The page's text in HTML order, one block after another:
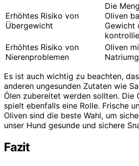
Erhöhtes Risiko von
Übergewicht
Die
Oliven
Gewicht
Erhöhtes Risiko von
Nierenproblemen
Oliven
Es ist auch wichtig zu beachten,
anderen ungesunden Zutaten wie
Ölen zubereitet werden sollten. Die
spielt ebenfalls eine Rolle. Frische
Oliven sind die beste Wahl, um
unser Hund gesunde und sichere
Fazit